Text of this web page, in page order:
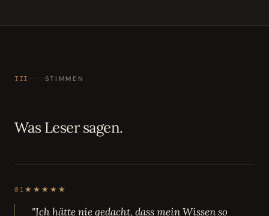
III STIMMEN
Was Leser sagen.
01 ★★★★★
"Ich hätte nie gedacht, dass mein Wissen so